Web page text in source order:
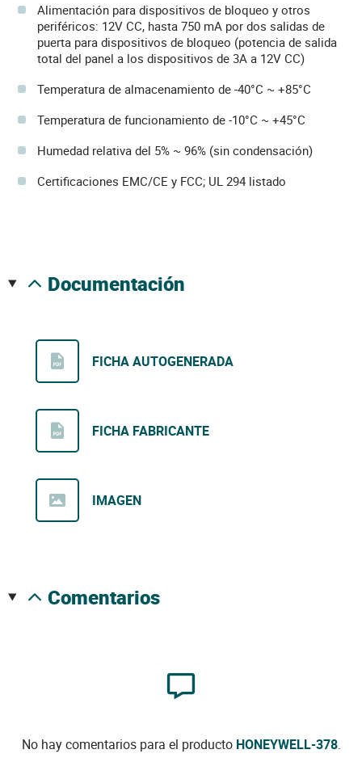
Alimentación para dispositivos de bloqueo y otros
periféricos: 12V CC, hasta 750 mA por dos salidas de
puerta para dispositivos de bloqueo (potencia de salida
total del panel a los dispositivos de 3A a 12V CC)
Temperatura de almacenamiento de -40°C ~ +85°C
Temperatura de funcionamiento de -10°C ~ +45°C
Humedad relativa del 5% ~ 96% (sin condensación)
Certificaciones EMC/CE y FCC; UL 294 listado
documentación
FICHA AUTOGENERADA
FICHA FABRICANTE
IMAGEN
comentarios
No hay comentarios para el producto HONEYWELL-378.